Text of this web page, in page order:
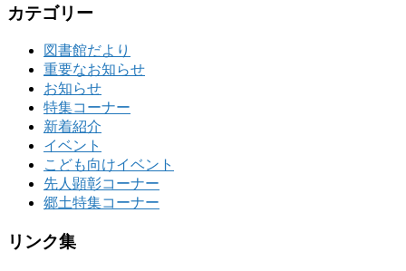
カテゴリー
図書館だより
重要なお知らせ
お知らせ
特集コーナー
新着紹介
イベント
こども向けイベント
先人顕彰コーナー
郷土特集コーナー
リンク集